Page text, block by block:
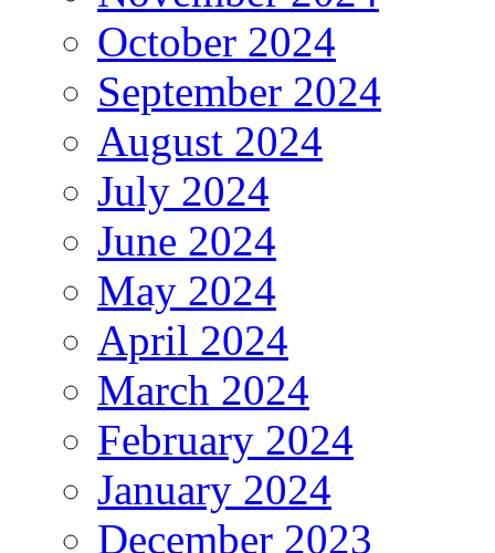
October 2024
September 2024
August 2024
July 2024
June 2024
May 2024
April 2024
March 2024
February 2024
January 2024
December 2023